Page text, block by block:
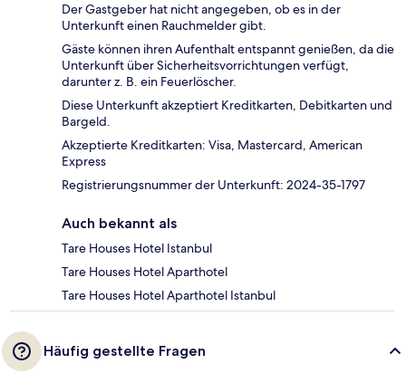
Der Gastgeber hat nicht angegeben, ob es in der
Unterkunft einen Rauchmelder gibt.
Gäste können ihren Aufenthalt entspannt genießen, da die
Unterkunft über Sicherheitsvorrichtungen verfügt,
darunter z. B. ein Feuerlöscher.
Diese Unterkunft akzeptiert Kreditkarten, Debitkarten und
Bargeld.
Akzeptierte Kreditkarten: Visa, Mastercard, American
Express
Registrierungsnummer der Unterkunft: 2024-35-1797
Auch bekannt als
Tare Houses Hotel Istanbul
Tare Houses Hotel Aparthotel
Tare Houses Hotel Aparthotel Istanbul
Häufig gestellte Fragen